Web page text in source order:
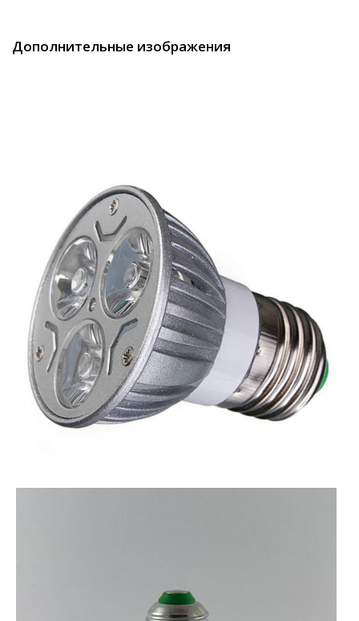
Дополнительные изображения